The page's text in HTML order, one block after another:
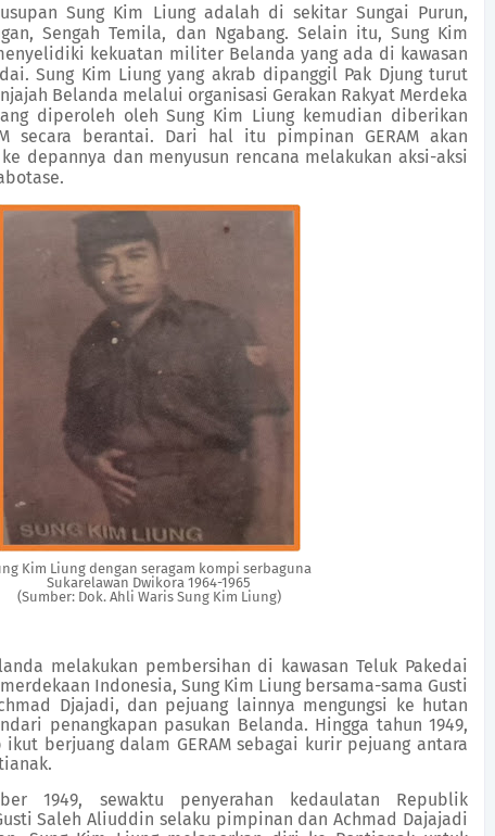
Sung Kim Liung adalah di sekitar Sungai Purun,
Sengah Temila, dan Ngabang. Selain itu, Sung Kim
kekuatan militer Belanda yang ada di kawasan
Sung Kim Liung yang akrab dipanggil Pak Djung turut
Belanda melalui organisasi Gerakan Rakyat Merdeka
diperoleh oleh Sung Kim Liung kemudian diberikan
secara berantai. Dari hal itu pimpinan GERAM akan
depannya dan menyusun rencana melakukan aksi-aksi
Kim Liung dengan seragam kompi serbaguna
Sukarelawan Dwikora 1964-1965
(Sumber: Dok. Ahli Waris Sung Kim Liung)
melakukan pembersihan di kawasan Teluk Pakedai
Indonesia, Sung Kim Liung bersama-sama Gusti
Djajadi, dan pejuang lainnya mengungsi ke hutan
penangkapan pasukan Belanda. Hingga tahun 1949,
berjuang dalam GERAM sebagai kurir pejuang antara
1949, sewaktu penyerahan kedaulatan Republik
Saleh Aliuddin selaku pimpinan dan Achmad Dajajadi